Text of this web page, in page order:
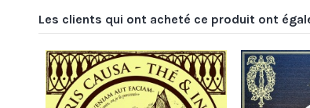
Les clients qui ont acheté ce produit ont